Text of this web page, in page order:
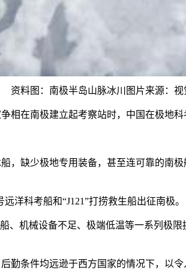
资料图：南极半岛山脉冰川图片来源：视
在南极建立起考察站时，中国在极地科
缺少极地专用装备，甚至连可靠的南
科考船和“J121”打捞救生船出征南极。
机械设备不足、极端低温等一系列极
条件均远逊于西方国家的情况下，以令